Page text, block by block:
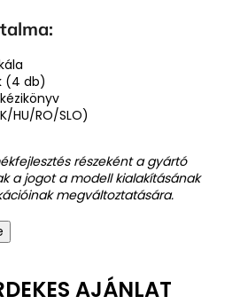
(4 db)
HU/RO/SLO)
részeként a gyártó
a jogot a modell kialakításának
megváltoztatására.